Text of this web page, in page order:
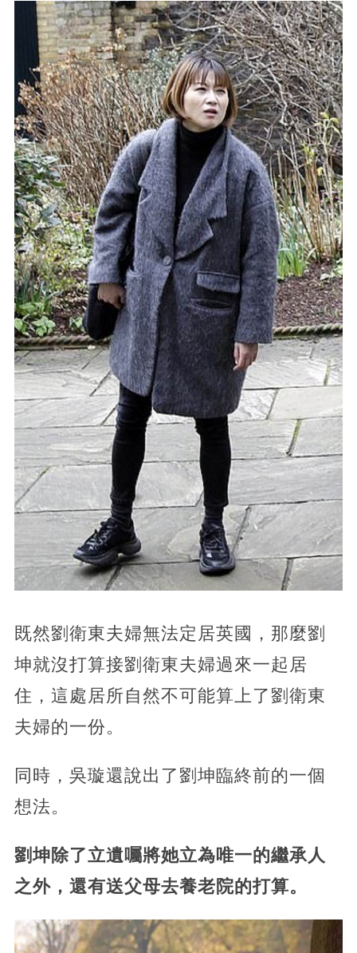
既然劉衛東夫婦無法定居英國，那麼劉
坤就沒打算接劉衛東夫婦過來一起居
住，這處居所自然不可能算上了劉衛東
夫婦的一份。
同時，吳璇還說出了劉坤臨終前的一個
想法。
劉坤除了立遺囑將她立為唯一的繼承人
之外，還有送父母去養老院的打算。